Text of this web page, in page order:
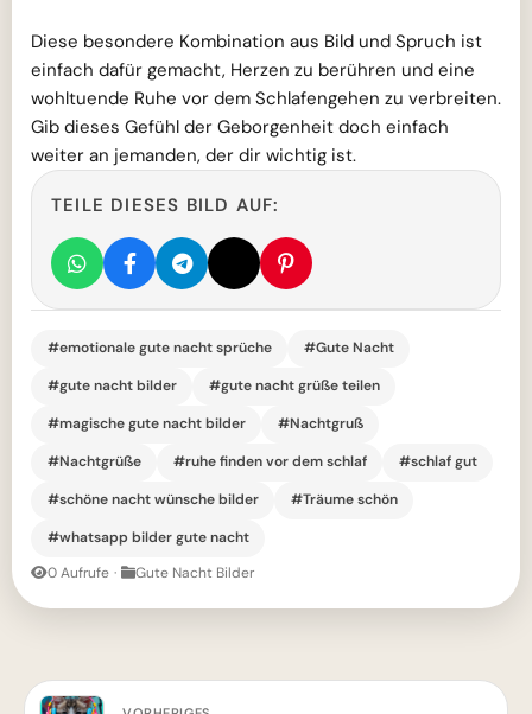
Diese besondere Kombination aus Bild und Spruch ist
einfach dafür gemacht, Herzen zu berühren und eine
wohltuende Ruhe vor dem Schlafengehen zu verbreiten.
Gib dieses Gefühl der Geborgenheit doch einfach
weiter an jemanden, der dir wichtig ist.
TEILE DIESES BILD AUF:
#emotionale gute nacht sprüche
#Gute Nacht
#gute nacht bilder
#gute nacht grüße teilen
#magische gute nacht bilder
#Nachtgruß
#Nachtgrüße
#ruhe finden vor dem schlaf
#schlaf gut
#schöne nacht wünsche bilder
#Träume schön
#whatsapp bilder gute nacht
0 Aufrufe · Gute Nacht Bilder